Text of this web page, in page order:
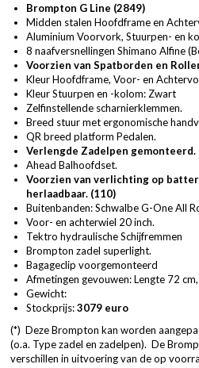
Brompton G Line (2849)
Midden stalen Hoofdframe en
Aluminium Voorvork, Stuurpen- en
8 naafversnellingen Shimano Alfine
Voorzien van Spatborden en
Kleur Hoofdframe, Voor- en
Kleur Stuurpen en -kolom: Zwart
Zelfinstellende scharnierklemmen.
Breed stuur met ergonomische
QR breed platform Pedalen.
Verlengde Zadelpen gemonteerd.
Ahead Balhoofdset.
Voorzien van verlichting op
herlaadbaar. (110)
Buitenbanden: Schwalbe G-One All
Voor- en achterwiel 20 inch.
Tektro hydraulische Schijfremmen
Brompton zadel superlight.
Bagageclip voorgemonteerd
Afmetingen gevouwen: Lengte 72
Gewicht:
Stockprijs:3079 euro
(*) Deze Brompton kan worden
(o.a. Type zadel en zadelpen). De
verschillen in uitvoering van de op